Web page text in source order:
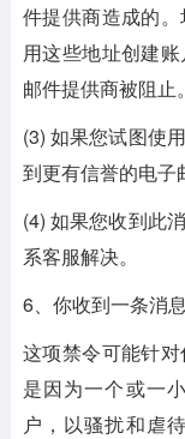
件提供商造成的
用这些地址创建
邮件提供商被阻止。
(3) 如果您试图使
到更有信誉的电子
(4) 如果您收到此
系客服解决。
6、你收到一条消
这项禁令可能针
是因为一个或一
户，以骚扰和虐